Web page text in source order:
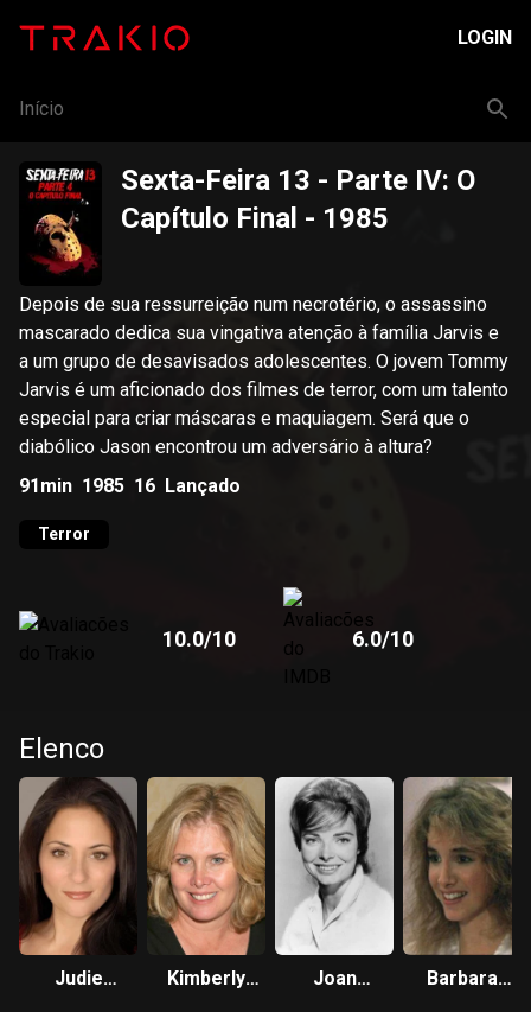
LOGIN
Início
Sexta-Feira 13 - Parte IV: O
Capítulo Final - 1985
Depois de sua ressurreição num necrotério, o assassino
mascarado dedica sua vingativa atenção à família Jarvis e
a um grupo de desavisados adolescentes. O jovem Tommy
Jarvis é um aficionado dos filmes de terror, com um talento
especial para criar máscaras e maquiagem. Será que o
diabólico Jason encontrou um adversário à altura?
91min 1985 16 Lançado
Terror
10.0/10 6.0/10
Elenco
Judie
Kimberly
Joan
Barbara